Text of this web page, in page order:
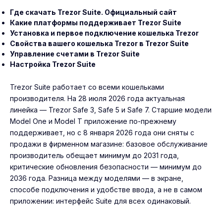
Где скачать Trezor Suite. Официальный сайт
Какие платформы поддерживает Trezor Suite
Установка и первое подключение кошелька Trezor
Свойства вашего кошелька Trezor в Trezor Suite
Управление счетами в Trezor Suite
Настройка Trezor Suite
Trezor Suite работает со всеми кошельками
производителя. На 28 июля 2026 года актуальная
линейка — Trezor Safe 3 Safe 5 и Safe 7. Старшие модели
Model One и Model T приложение по-прежнему
поддерживает, но с 8 января 2026 года они сняты с
продажи в фирменном магазине: базовое обслуживание
производитель обещает минимум до 2031 года,
критические обновления безопасности — минимум до
2036 года. Разница между моделями — в экране,
способе подключения и удобстве ввода, а не в самом
приложении: интерфейс Suite для всех одинаковый.